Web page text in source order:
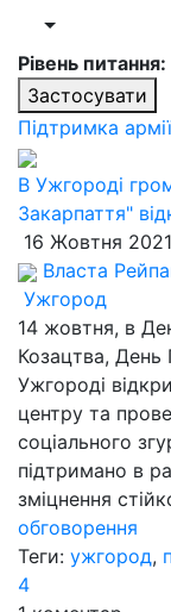
Рівень питання:
Застосувати
Підтримка армії
В Ужгороді
Закарпаття"
16 Жовтня 2021
Власта
Ужгород
14 жовтня, в
Козацтва, День
Ужгороді
центру та
соціального
підтримано в
зміцнення
обговорення
Теги: ужгород,
4